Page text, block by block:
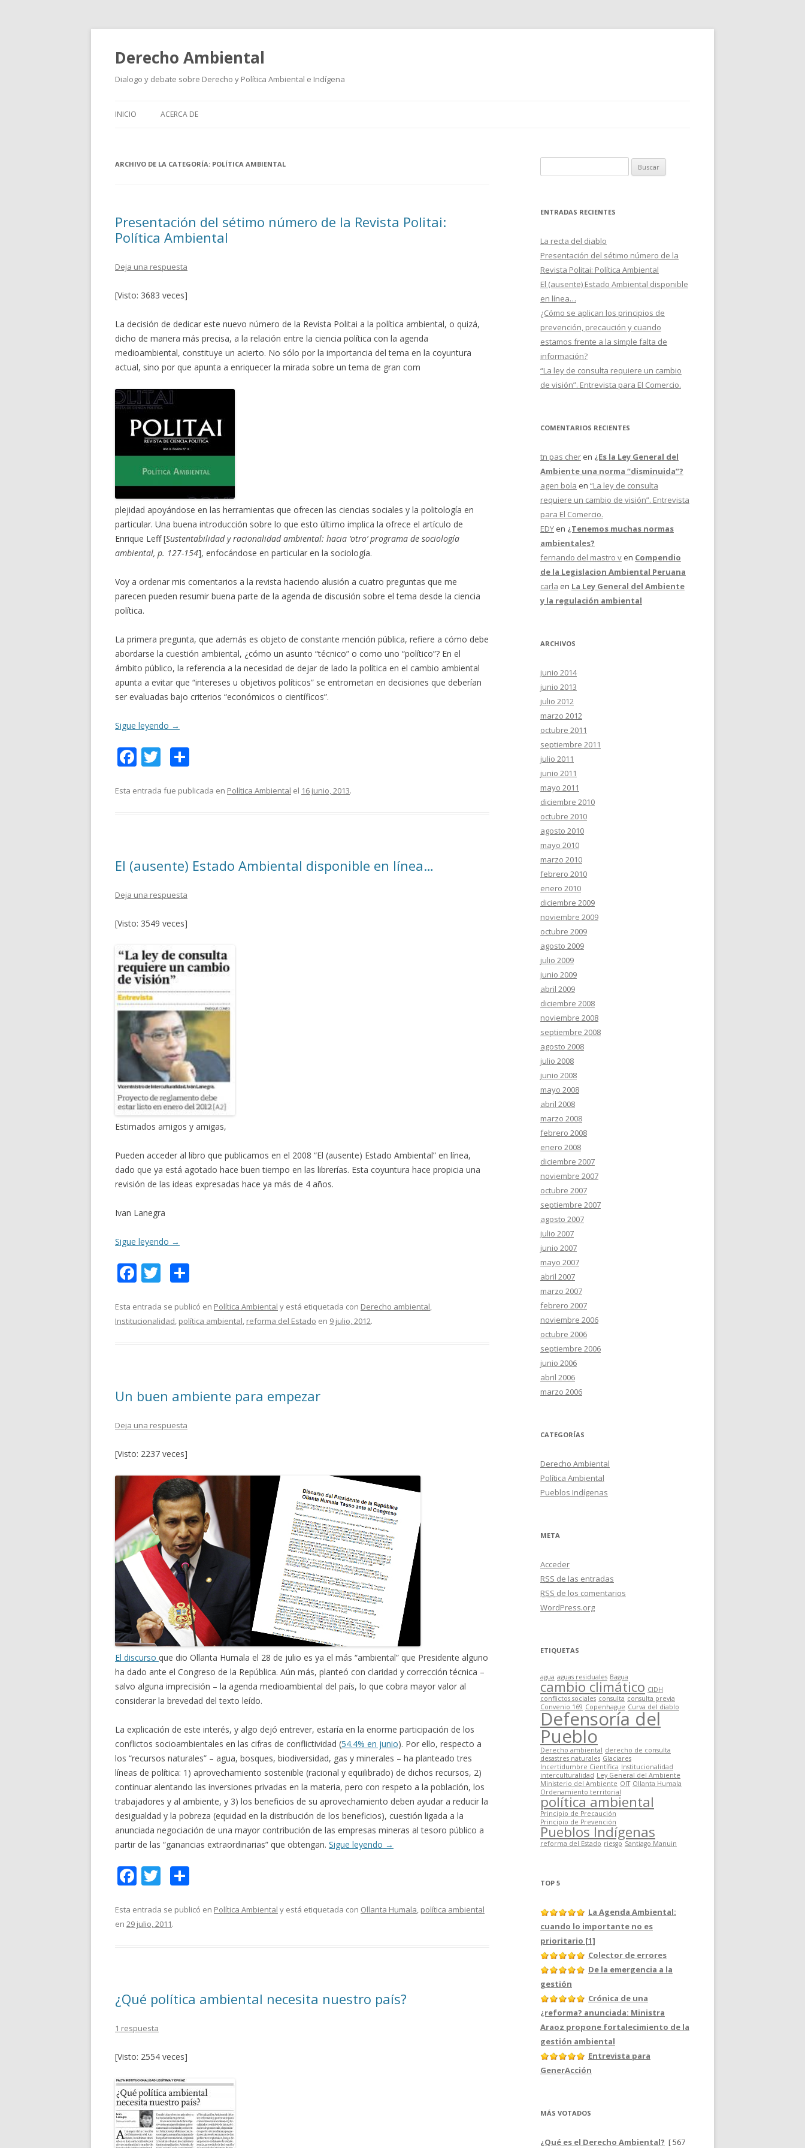
Derecho Ambiental
Dialogo y debate sobre Derecho y Política Ambiental e Indígena
INICIO ACERCA DE
ARCHIVO DE LA CATEGORÍA: POLÍTICA AMBIENTAL
Presentación del sétimo número de la Revista Politai:
Política Ambiental
Deja una respuesta
[Visto: 3683 veces]
La decisión de dedicar este nuevo número de la Revista Politai a la política ambiental, o quizá,
dicho de manera más precisa, a la relación entre la ciencia política con la agenda
medioambiental, constituye un acierto. No sólo por la importancia del tema en la coyuntura
actual, sino por que apunta a enriquecer la mirada sobre un tema de gran com
plejidad apoyándose en las herramientas que ofrecen las ciencias sociales y la politología en
particular. Una buena introducción sobre lo que esto último implica la ofrece el artículo de
Enrique Leff [Sustentabilidad y racionalidad ambiental: hacia ‘otro’ programa de sociología
ambiental, p. 127-154], enfocándose en particular en la sociología.
Voy a ordenar mis comentarios a la revista haciendo alusión a cuatro preguntas que me
parecen pueden resumir buena parte de la agenda de discusión sobre el tema desde la ciencia
política.
La primera pregunta, que además es objeto de constante mención pública, refiere a cómo debe
abordarse la cuestión ambiental, ¿cómo un asunto “técnico” o como uno “político”? En el
ámbito público, la referencia a la necesidad de dejar de lado la política en el cambio ambiental
apunta a evitar que “intereses u objetivos políticos” se entrometan en decisiones que deberían
ser evaluadas bajo criterios “económicos o científicos”.
Sigue leyendo →
F
e
k
T
itt m
r
Esta entrada fue publicada en Política Ambiental el 16 junio, 2013.
El (ausente) Estado Ambiental disponible en línea…
Deja una respuesta
[Visto: 3549 veces]
Estimados amigos y amigas,
Pueden acceder al libro que publicamos en el 2008 “El (ausente) Estado Ambiental” en línea,
dado que ya está agotado hace buen tiempo en las librerías. Esta coyuntura hace propicia una
revisión de las ideas expresadas hace ya más de 4 años.
Ivan Lanegra
Sigue leyendo →
F
e
b
k
T
itt
er
m
p
r
Esta entrada se publicó en Política Ambiental y está etiquetada con Derecho ambiental,
Institucionalidad, política ambiental, reforma del Estado en 9 julio, 2012.
Un buen ambiente para empezar
Deja una respuesta
[Visto: 2237 veces]
El discurso que dio Ollanta Humala el 28 de julio es ya el más “ambiental” que Presidente alguno
ha dado ante el Congreso de la República. Aún más, planteó con claridad y corrección técnica –
salvo alguna imprecisión – la agenda medioambiental del país, lo que cobra mayor valor al
considerar la brevedad del texto leído.
La explicación de este interés, y algo dejó entrever, estaría en la enorme participación de los
conflictos socioambientales en las cifras de conflictividad (54.4% en junio). Por ello, respecto a
los “recursos naturales” – agua, bosques, biodiversidad, gas y minerales – ha planteado tres
líneas de política: 1) aprovechamiento sostenible (racional y equilibrado) de dichos recursos, 2)
continuar alentando las inversiones privadas en la materia, pero con respeto a la población, los
trabajadores y al ambiente, y 3) los beneficios de su aprovechamiento deben ayudar a reducir la
desigualdad y la pobreza (equidad en la distribución de los beneficios), cuestión ligada a la
anunciada negociación de una mayor contribución de las empresas mineras al tesoro público a
partir de las “ganancias extraordinarias” que obtengan. Sigue leyendo →
F
e
b
k
T
itt
er
m
r
Esta entrada se publicó en Política Ambiental y está etiquetada con Ollanta Humala, política ambiental
en 29 julio, 2011.
¿Qué política ambiental necesita nuestro país?
1 respuesta
[Visto: 2554 veces]
u
c
r
:
ENTRADAS RECIENTES
La recta del diablo
Presentación del sétimo número de la
Revista Politai: Política Ambiental
El (ausente) Estado Ambiental disponible
en línea…
¿Cómo se aplican los principios de
prevención, precaución y cuando
estamos frente a la simple falta de
información?
“La ley de consulta requiere un cambio
de visión”. Entrevista para El Comercio.
COMENTARIOS RECIENTES
tn pas cher en ¿Es la Ley General del
Ambiente una norma “disminuida”?
agen bola en “La ley de consulta
requiere un cambio de visión”. Entrevista
para El Comercio.
EDY en ¿Tenemos muchas normas
ambientales?
fernando del mastro v en Compendio
de la Legislacion Ambiental Peruana
carla en La Ley General del Ambiente
y la regulación ambiental
ARCHIVOS
junio 2014
junio 2013
julio 2012
marzo 2012
octubre 2011
septiembre 2011
julio 2011
junio 2011
mayo 2011
diciembre 2010
octubre 2010
agosto 2010
mayo 2010
marzo 2010
febrero 2010
enero 2010
diciembre 2009
noviembre 2009
octubre 2009
agosto 2009
julio 2009
junio 2009
abril 2009
diciembre 2008
noviembre 2008
septiembre 2008
agosto 2008
julio 2008
junio 2008
mayo 2008
abril 2008
marzo 2008
febrero 2008
enero 2008
diciembre 2007
noviembre 2007
octubre 2007
septiembre 2007
agosto 2007
julio 2007
junio 2007
mayo 2007
abril 2007
marzo 2007
febrero 2007
noviembre 2006
octubre 2006
septiembre 2006
junio 2006
abril 2006
marzo 2006
CATEGORÍAS
Derecho Ambiental
Política Ambiental
Pueblos Indígenas
META
Acceder
RSS de las entradas
RSS de los comentarios
WordPress.org
ETIQUETAS
agua aguas residuales Bagua
cambio climático CIDH
conflictos sociales consulta consulta previa
Convenio 169 Copenhague Curva del diablo
Defensoría del
Pueblo
Derecho ambiental derecho de consulta
desastres naturales Glaciares
Incertidumbre Científica Institucionalidad
interculturalidad Ley General del Ambiente
Ministerio del Ambiente OIT Ollanta Humala
Ordenamiento territorial
política ambiental
Principio de Precaución
Principio de Prevención
Pueblos Indígenas
reforma del Estado riesgo Santiago Manuin
TOP 5
La Agenda Ambiental:
cuando lo importante no es
prioritario [1]
Colector de errores
De la emergencia a la
gestión
Crónica de una
¿reforma? anunciada: Ministra
Araoz propone fortalecimiento de la
gestión ambiental
Entrevista para
GenerAcción
MÁS VOTADOS
¿Qué es el Derecho Ambiental? [ 567